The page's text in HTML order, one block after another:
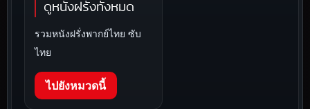
ดูหนังฝรั่งทั้งหมด
รวมหนังฝรั่งพากย์ไทย ซับ
ไทย
ไปยังหมวดนี้